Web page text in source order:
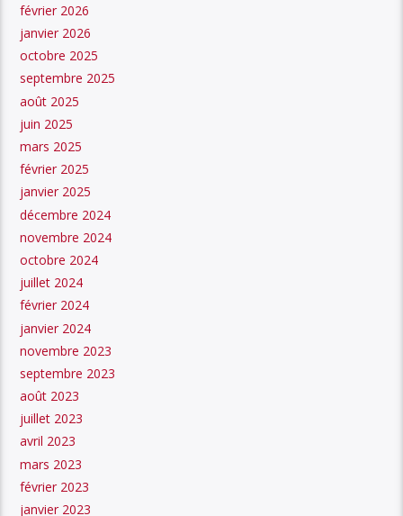
février 2026
janvier 2026
octobre 2025
septembre 2025
août 2025
juin 2025
mars 2025
février 2025
janvier 2025
décembre 2024
novembre 2024
octobre 2024
juillet 2024
février 2024
janvier 2024
novembre 2023
septembre 2023
août 2023
juillet 2023
avril 2023
mars 2023
février 2023
janvier 2023